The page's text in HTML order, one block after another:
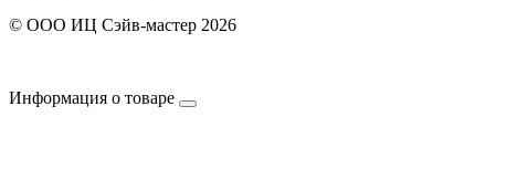
© ООО ИЦ Сэйв-мастер 2026
Информация о товаре